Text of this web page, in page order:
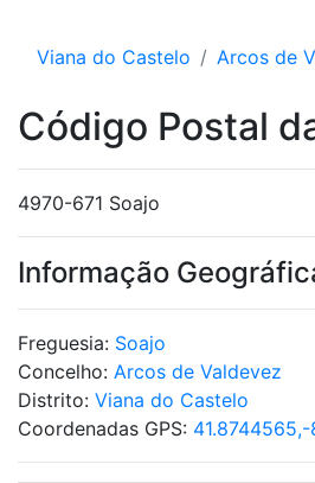
Viana do Castelo Arcos de
Código Postal
4970-671 Soajo
Informação
Freguesia: Soajo
Concelho: Arcos de Valdevez
Distrito: Viana do Castelo
Coordenadas GPS: